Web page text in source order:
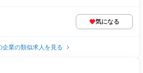
気になる
企業の類似求人を見る